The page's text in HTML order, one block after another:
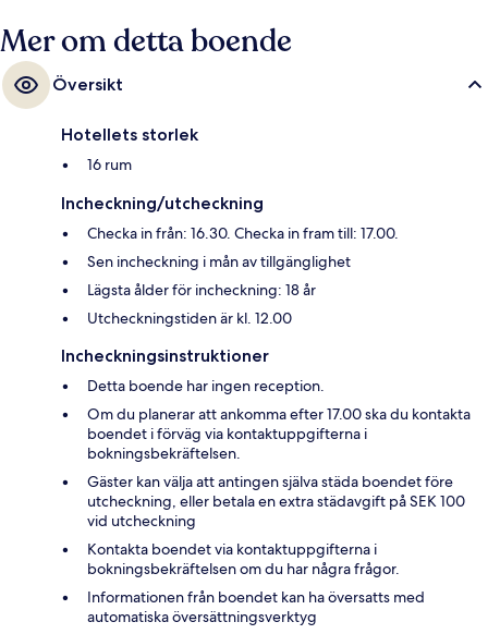
Mer om detta boende
Översikt
Hotellets storlek
16 rum
Incheckning/utcheckning
Checka in från: 16.30. Checka in fram till: 17.00.
Sen incheckning i mån av tillgänglighet
Lägsta ålder för incheckning: 18 år
Utcheckningstiden är kl. 12.00
Incheckningsinstruktioner
Detta boende har ingen reception.
Om du planerar att ankomma efter 17.00 ska du kontakta
boendet i förväg via kontaktuppgifterna i
bokningsbekräftelsen.
Gäster kan välja att antingen själva städa boendet före
utcheckning, eller betala en extra städavgift på SEK 100
vid utcheckning
Kontakta boendet via kontaktuppgifterna i
bokningsbekräftelsen om du har några frågor.
Informationen från boendet kan ha översatts med
automatiska översättningsverktyg